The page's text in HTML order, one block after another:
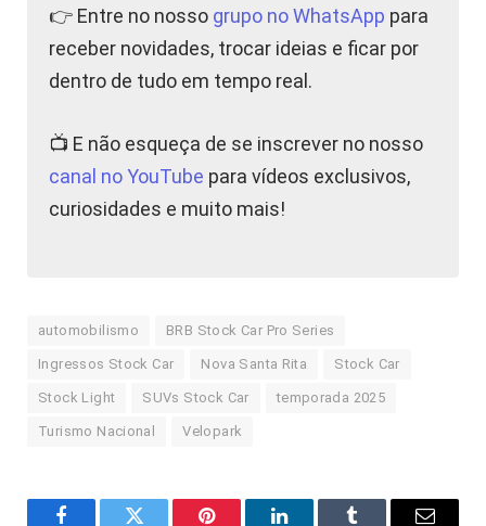
👉 Entre no nosso grupo no WhatsApp para
receber novidades, trocar ideias e ficar por
dentro de tudo em tempo real.
📺 E não esqueça de se inscrever no nosso
canal no YouTube para vídeos exclusivos,
curiosidades e muito mais!
automobilismo BRB Stock Car Pro Series
Ingressos Stock Car Nova Santa Rita Stock Car
Stock Light SUVs Stock Car temporada 2025
Turismo Nacional Velopark